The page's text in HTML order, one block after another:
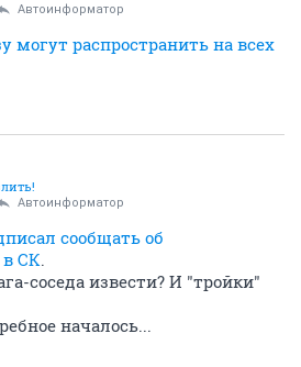
Автоинформатор
могут распространить на всех
Автоинформатор
сообщать об
СК.
соседа извести? И "тройки"
началось...